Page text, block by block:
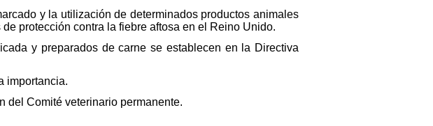
y la utilización de determinados productos animales
protección contra la fiebre aftosa en el Reino Unido.
y preparados de carne se establecen en la Directiva
importancia.
del Comité veterinario permanente.